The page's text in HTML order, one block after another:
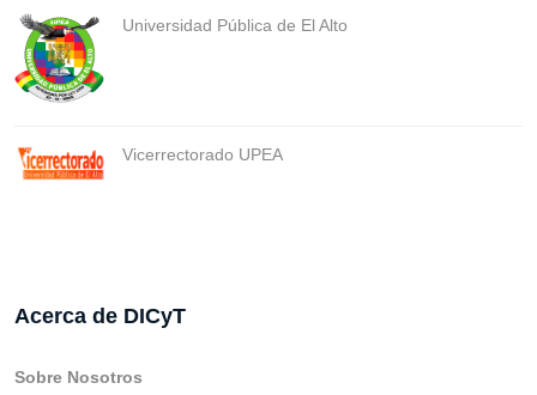
Universidad Pública de El Alto
Vicerrectorado UPEA
Acerca de DICyT
Sobre Nosotros